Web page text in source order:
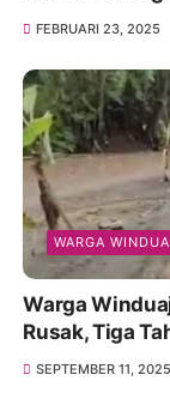
FEBRUARI 23, 2025
WARGA
Warga
Rusak, Tiga
SEPTEMBER 11, 2025